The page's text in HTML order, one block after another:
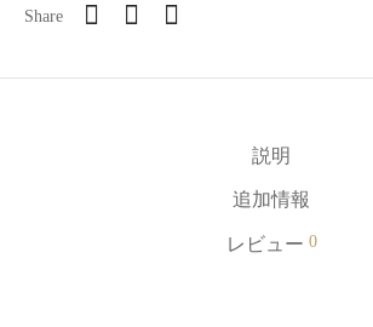
Share
説明
追加情報
レビュー 0